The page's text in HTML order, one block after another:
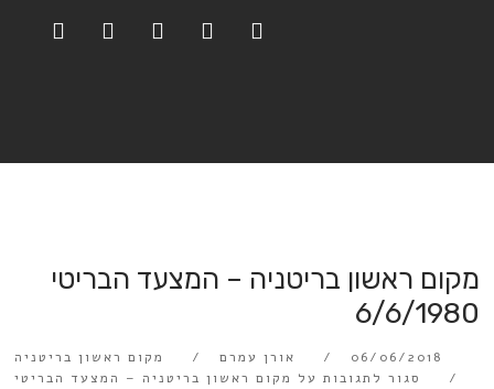
מקום ראשון בריטניה – המצעד הבריטי
6/6/1980
06/06/2018 אורן עמרם
מקום ראשון בריטניה
סגור לתגובותעל מקום ראשון בריטניה – המצעד הבריטי